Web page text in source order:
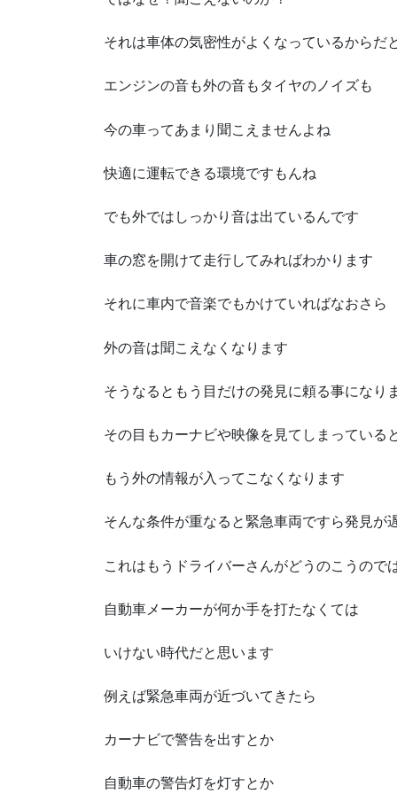
それは車体の気密性がよくなっているからだ
エンジンの音も外の音もタイヤのノイズも
今の車ってあまり聞こえませんよね
快適に運転できる環境ですもんね
でも外ではしっかり音は出ているんです
車の窓を開けて走行してみればわかります
それに車内で音楽でもかけていればなおさら
外の音は聞こえなくなります
そうなるともう目だけの発見に頼る事になり
その目もカーナビや映像を見てしまっている
もう外の情報が入ってこなくなります
そんな条件が重なると緊急車両ですら発見が
これはもうドライバーさんがどうのこうので
自動車メーカーが何か手を打たなくては
いけない時代だと思います
例えば緊急車両が近づいてきたら
カーナビで警告を出すとか
自動車の警告灯を灯すとか